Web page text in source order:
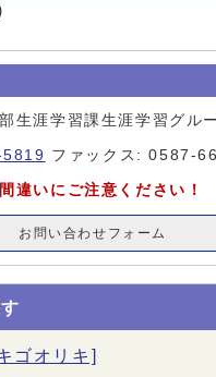
生涯学習課生涯学習グル
ファックス: 0587-
違いにご注意ください！
お問い合わせフォーム
ゴオリキ]